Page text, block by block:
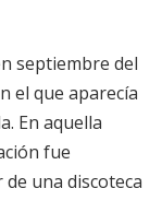
septiembre del
el que aparecía
En aquella
fue
una discoteca